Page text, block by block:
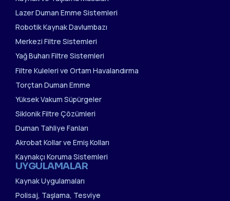
Lazer Duman Emme Sistemleri
Robotik Kaynak Davlumbazı
Merkezi Filtre Sistemleri
Yağ Buharı Filtre Sistemleri
Filtre Kuleleri ve Ortam Havalandırma
Torçtan Duman Emme
Yüksek Vakum Süpürgeler
Siklonik Filtre Çözümleri
Duman Tahliye Fanları
Akrobat Kollar ve Emiş Kolları
Kaynakçı Koruma Sistemleri
UYGULAMALAR
Kaynak Uygulamaları
Polisaj, Taşlama, Tesviye